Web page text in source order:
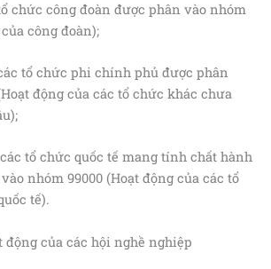
chức công đoàn được phân vào nhóm
công đoàn);
tổ chức phi chính phủ được phân
động của các tổ chức khác chưa
tổ chức quốc tế mang tính chất hành
nhóm 99000 (Hoạt động của các tổ
tế).
động của các hội nghề nghiệp